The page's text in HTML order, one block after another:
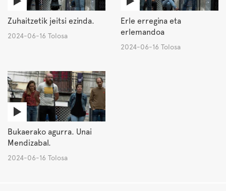
Zuhaitzetik jeitsi ezinda.
2024-06-16 Tolosa
Erle erregina eta
erlemandoa
2024-06-16 Tolosa
Bukaerako agurra. Unai
Mendizabal.
2024-06-16 Tolosa